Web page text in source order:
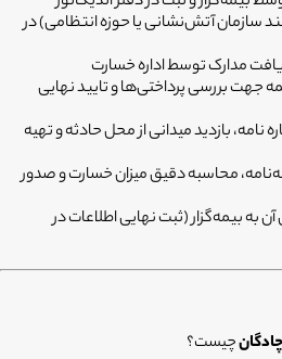
سازمان آتش‌نشانی یا حوزه انتظامی) در
مدارک توسط اداره خسارت
جهت بررسی پرداختی‌ها و تایید نهایی
نامه، بازدید میدانی از محل حادثه و تهیه
محاسبه دقیق میزان خسارت و صدور
بیمه‌گزار (ثبت نهایی اطلاعات در
چادگانچیست؟